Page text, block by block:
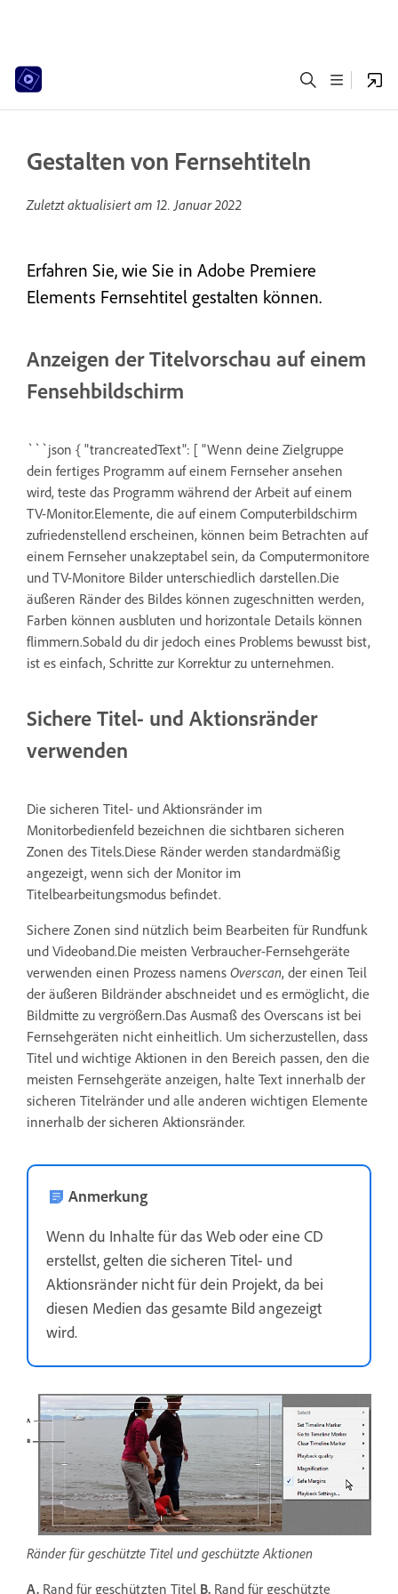
Gestalten von Fernsehtiteln
Zuletzt aktualisiert am 12. Januar 2022
Erfahren Sie, wie Sie in Adobe Premiere
Elements Fernsehtitel gestalten können.
Anzeigen der Titelvorschau auf einem
Fensehbildschirm
```json { "trancreatedText": [ "Wenn deine Zielgruppe
dein fertiges Programm auf einem Fernseher ansehen
wird, teste das Programm während der Arbeit auf einem
TV-Monitor.Elemente, die auf einem Computerbildschirm
zufriedenstellend erscheinen, können beim Betrachten auf
einem Fernseher unakzeptabel sein, da Computermonitore
und TV-Monitore Bilder unterschiedlich darstellen.Die
äußeren Ränder des Bildes können zugeschnitten werden,
Farben können ausbluten und horizontale Details können
flimmern.Sobald du dir jedoch eines Problems bewusst bist,
ist es einfach, Schritte zur Korrektur zu unternehmen.
Sichere Titel- und Aktionsränder
verwenden
Die sicheren Titel- und Aktionsränder im
Monitorbedienfeld bezeichnen die sichtbaren sicheren
Zonen des Titels.Diese Ränder werden standardmäßig
angezeigt, wenn sich der Monitor im
Titelbearbeitungsmodus befindet.
Sichere Zonen sind nützlich beim Bearbeiten für Rundfunk
und Videoband.Die meisten Verbraucher-Fernsehgeräte
verwenden einen Prozess namens Overscan, der einen Teil
der äußeren Bildränder abschneidet und es ermöglicht, die
Bildmitte zu vergrößern.Das Ausmaß des Overscans ist bei
Fernsehgeräten nicht einheitlich. Um sicherzustellen, dass
Titel und wichtige Aktionen in den Bereich passen, den die
meisten Fernsehgeräte anzeigen, halte Text innerhalb der
sicheren Titelränder und alle anderen wichtigen Elemente
innerhalb der sicheren Aktionsränder.
Anmerkung
Wenn du Inhalte für das Web oder eine CD
erstellst, gelten die sicheren Titel- und
Aktionsränder nicht für dein Projekt, da bei
diesen Medien das gesamte Bild angezeigt
wird.
Ränder für geschützte Titel und geschützte Aktionen
A. Rand für geschützten Titel B. Rand für geschützte